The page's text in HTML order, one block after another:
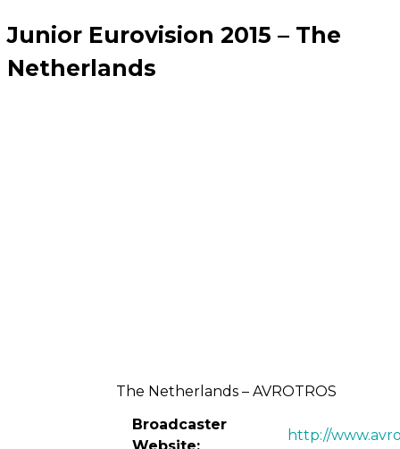
Junior Eurovision 2015 – The
Netherlands
The Netherlands – AVROTROS
Broadcaster
http://